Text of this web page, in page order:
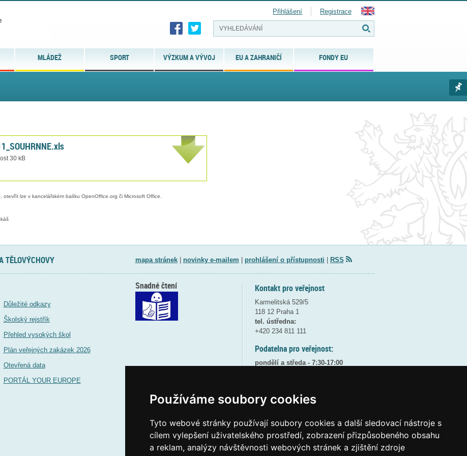
Používáme soubory cookies
Tyto webové stránky používají soubory cookies a další sledovací nástroje s
cílem vylepšení uživatelského prostředí, zobrazení přizpůsobeného obsahu
a reklam, analýzy návštěvnosti webových stránek a zjištění zdroje
MLÁDEŽ SPORT VÝZKUM A VÝVOJ EU A ZAHRANIČÍ FONDY EU
Přihlášení Registrace
30 kB
otevřít lze v kancelářském balíku OpenOffice.org či Microsoft Office.
TĚLOVÝCHOVY mapa stránek| novinky e-mailem prohlášení o přístupnosti RSS
Důležité odkazy
Školský rejstřík
Přehled vysokých škol
Plán veřejných zakázek 2026
Otevřená data
PORTÁL YOUR EUROPE
Kontakt pro veřejnost
Karmelitská 529/5
118 12 Praha 1
tel. ústředna:
+420 234 811 111
Podatelna pro veřejnost:
pondělí a středa - 7:30-17:00
8:30 - 9:30 - bezpečnostní přestávka
Elektronická podatelna:
posta@msmtgov cz
Snadné čtení